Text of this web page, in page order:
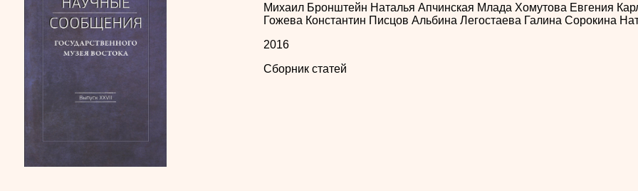
Михаил Бронштейн Наталья Апчинская Млада Хомутова Евгения
Гожева Константин Писцов Альбина Легостаева Галина Сорокина
2016
Сборник статей